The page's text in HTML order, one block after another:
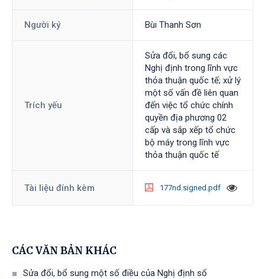
Người ký Bùi Thanh Sơn
Trích yếu
Sửa đổi, bổ sung các
Nghị định trong lĩnh vực
thỏa thuận quốc tế; xử lý
một số vấn đề liên quan
đến việc tổ chức chính
quyền địa phương 02
cấp và sắp xếp tổ chức
bộ máy trong lĩnh vực
thỏa thuận quốc tế
Tài liệu đính kèm 177nd.signed.pdf
CÁC VĂN BẢN KHÁC
Sửa đổi, bổ sung một số điều của Nghị định số